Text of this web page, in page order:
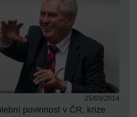
25/03/2014
povinnost v ČR, krize